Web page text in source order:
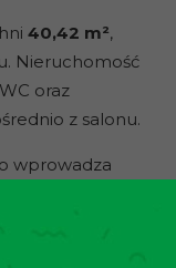
40,42 m²,
Nieruchomość
oraz
z salonu.
wprowadza
do codziennego
W